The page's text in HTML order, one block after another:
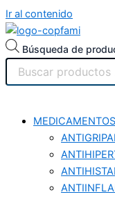
Ir al contenido
Búsqueda de
MEDICAMENTOS